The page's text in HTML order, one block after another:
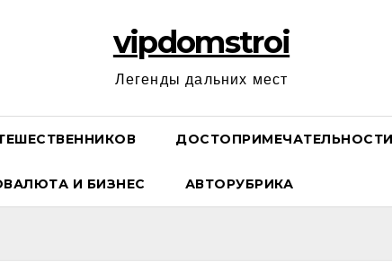
vipdomstroi
Легенды дальних мест
ДОСТОПРИМЕЧАТЕЛЬНОСТИ
И БИЗНЕС АВТОРУБРИКА